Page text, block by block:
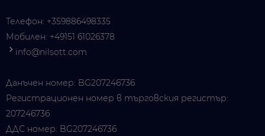
Телефон: +359886498335
Мобилен: +49151 61026378
info@nilsott.com
Данъчен номер: BG207246736
Регистрационен номер в търговския регистър:
207246736
ДДС номер: BG207246736